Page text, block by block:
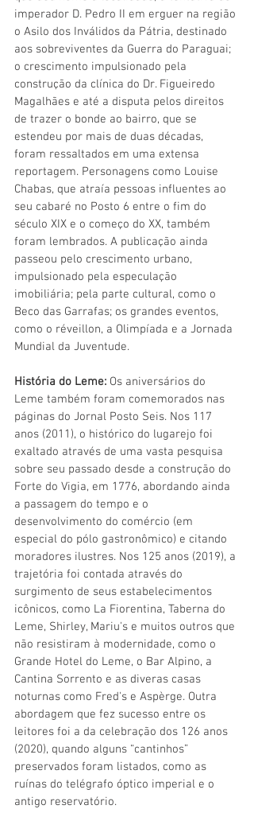
imperador D. Pedro II em erguer na região
o Asilo dos Inválidos da Pátria, destinado
aos sobreviventes da Guerra do Paraguai;
o crescimento impulsionado pela
construção da clínica do Dr. Figueiredo
Magalhães e até a disputa pelos direitos
de trazer o bonde ao bairro, que se
estendeu por mais de duas décadas,
foram ressaltados em uma extensa
reportagem. Personagens como Louise
Chabas, que atraía pessoas influentes ao
seu cabaré no Posto 6 entre o fim do
século XIX e o começo do XX, também
foram lembrados. A publicação ainda
passeou pelo crescimento urbano,
impulsionado pela especulação
imobiliária; pela parte cultural, como o
Beco das Garrafas; os grandes eventos,
como o réveillon, a Olimpíada e a Jornada
Mundial da Juventude.
História do Leme: Os aniversários do
Leme também foram comemorados nas
páginas do Jornal Posto Seis. Nos 117
anos (2011), o histórico do lugarejo foi
exaltado através de uma vasta pesquisa
sobre seu passado desde a construção do
Forte do Vigia, em 1776, abordando ainda
a passagem do tempo e o
desenvolvimento do comércio (em
especial do pólo gastronômico) e citando
moradores ilustres. Nos 125 anos (2019), a
trajetória foi contada através do
surgimento de seus estabelecimentos
icônicos, como La Fiorentina, Taberna do
Leme, Shirley, Mariu's e muitos outros que
não resistiram à modernidade, como o
Grande Hotel do Leme, o Bar Alpino, a
Cantina Sorrento e as diveras casas
noturnas como Fred's e Aspèrge. Outra
abordagem que fez sucesso entre os
leitores foi a da celebração dos 126 anos
(2020), quando alguns “cantinhos”
preservados foram listados, como as
ruínas do telégrafo óptico imperial e o
antigo reservatório.